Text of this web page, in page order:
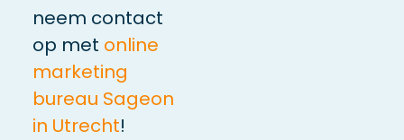
neem contact
op met online
marketing
bureau Sageon
in Utrecht!